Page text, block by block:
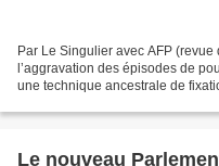
Par Le Singulier avec AFP
l’aggravation des épisodes de
une technique ancestrale de
Le nouveau